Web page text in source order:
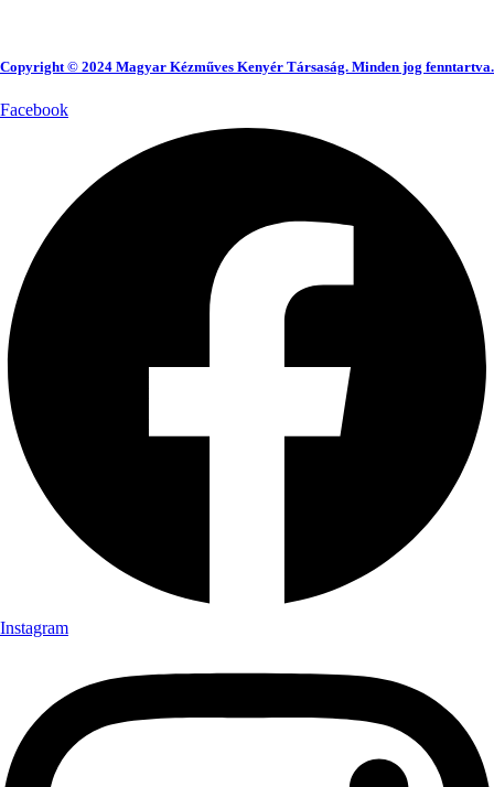
Copyright © 2024 Magyar Kézműves Kenyér Társaság. Minden jog fenntartva.
Facebook
Instagram